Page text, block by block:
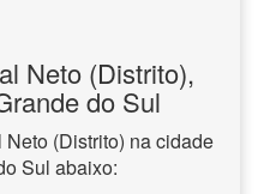
Neto (Distrito),
do Sul
(Distrito) na cidade
Sul abaixo: